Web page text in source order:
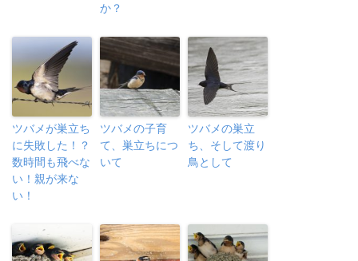
か？
ツバメが巣立ち
に失敗した！？
数時間も飛べな
い！親が来な
い！
ツバメの子育
て、巣立ちにつ
いて
ツバメの巣立
ち、そして渡り
鳥として